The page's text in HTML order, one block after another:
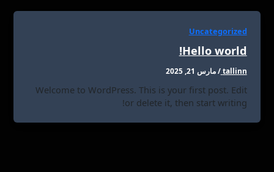
Uncategorized
Hello world!
tallinn
/مارس 21, 2025
Welcome to WordPress. This is your first post. Edit
or delete it, then start writing!